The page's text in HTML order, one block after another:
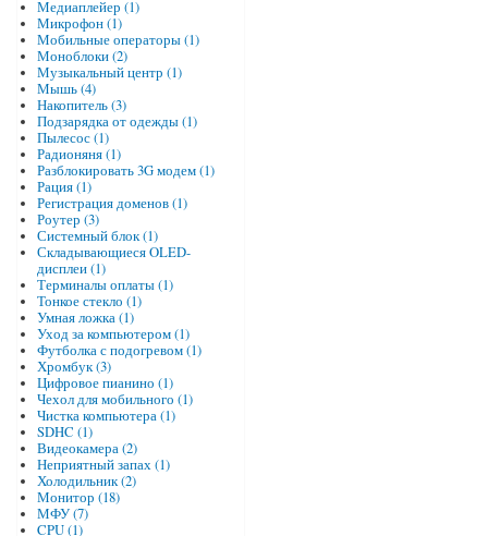
Медиаплейер (1)
Микрофон (1)
Мобильные операторы (1)
Моноблоки (2)
Музыкальный центр (1)
Мышь (4)
Накопитель (3)
Подзарядка от одежды (1)
Пылесос (1)
Радионяня (1)
Разблокировать 3G модем (1)
Рация (1)
Регистрация доменов (1)
Роутер (3)
Системный блок (1)
Складывающиеся OLED-
дисплеи (1)
Терминалы оплаты (1)
Тонкое стекло (1)
Умная ложка (1)
Уход за компьютером (1)
Футболка с подогревом (1)
Хромбук (3)
Цифровое пианино (1)
Чехол для мобильного (1)
Чистка компьютера (1)
SDHC (1)
Видеокамера (2)
Неприятный запах (1)
Холодильник (2)
Монитор (18)
МФУ (7)
CPU (1)